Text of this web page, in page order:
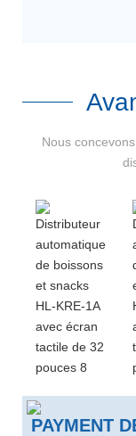
Nous
PAYMENT